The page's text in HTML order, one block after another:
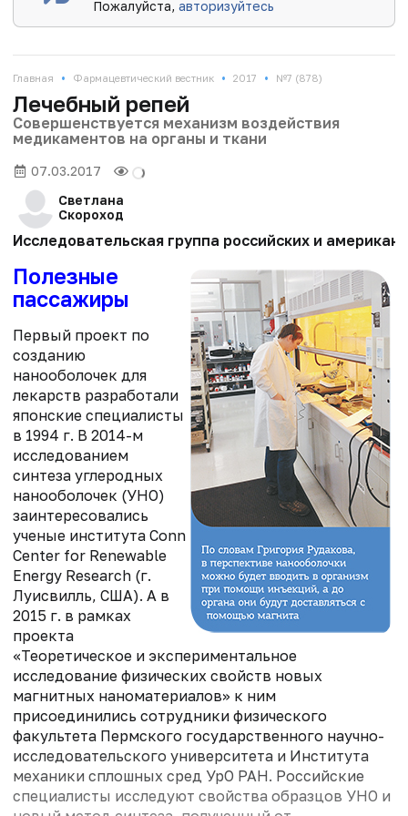
Пожалуйста,авторизуйтесь
Главная • Фармацевтический вестник • 2017 • №7 (878)
Лечебный репей
Совершенствуется механизм воздействия
медикаментов на органы и ткани
07.03.2017
Светлана
Скороход
Исследовательская группа российских и
Полезные
пассажиры
Первый проект по
созданию
нанооболочек для
лекарств разработали
японские специалисты
в 1994 г. В 2014-м
исследованием
синтеза углеродных
нанооболочек (УНО)
заинтересовались
ученые института Conn
Center for Renewable
Energy Research (г.
Луисвилль, США). А в
2015 г. в рамках
проекта
«Теоретическое и экспериментальное
исследование физических свойств новых
магнитных наноматериалов» к ним
присоединились сотрудники физического
факультета Пермского государственного научно-
исследовательского университета и Института
механики сплошных сред УрО РАН. Российские
специалисты исследуют свойства образцов УНО и